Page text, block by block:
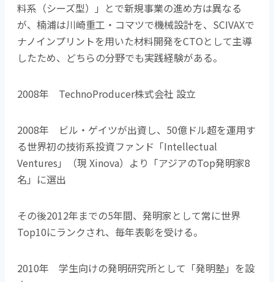
料系（シーズ型）」とで新規事業の進め方は異なる
が、楠浦は川崎重工・コマツで機械設計を、SCIVAXで
ナノインプリントを用いた材料開発をCTOとして主導
したため、どちらの分野でも実践経験がある。
2008年 TechnoProducer株式会社 設立
2008年 ビル・ゲイツが出資し、50億ドル超を運用す
る世界初の技術系投資ファンド「Intellectual
Ventures」（現 Xinova）より「アジアのTop発明家8
名」に選出
その後2012年までの5年間、発明家として常に世界
Top10にランクされ、毎年表彰を受ける。
2010年 学生向けの発明研究所として「発明塾」を設